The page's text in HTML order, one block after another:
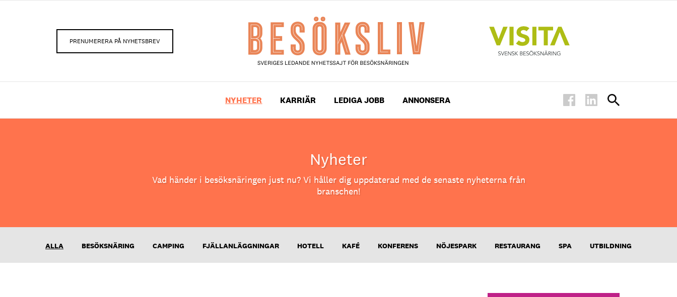
PRENUMERERA PÅ NYHETSBREV
NYHETER KARRIÄR LEDIGA JOBB ANNONSERA
Nyheter
Vad händer i besöksnäringen just nu? Vi håller dig uppdaterad med de senaste nyheterna från
branschen!
ALLA BESÖKSNÄRING CAMPING FJÄLLANLÄGGNINGAR HOTELL KAFÉ KONFERENS NÖJESPARK RESTAURANG SPA UTBILDNING